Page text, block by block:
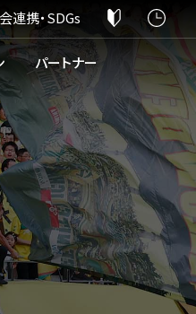
連携・SDGs
パートナー